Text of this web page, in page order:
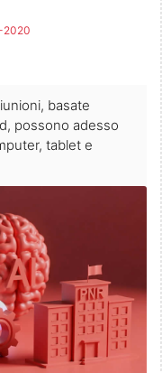
2020
basate
possono adesso
tablet e